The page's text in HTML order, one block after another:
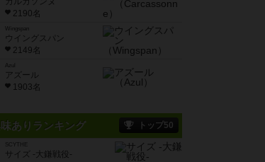
2190名
Wingspan
ウイングスパン
2149名
Azul
アズール
1903名
ありランキング トップ50
SCYTHE
サイズ -大鎌戦役-